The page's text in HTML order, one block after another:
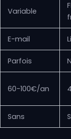
Variable
E-mail
Parfois
60-100€/an
Sans